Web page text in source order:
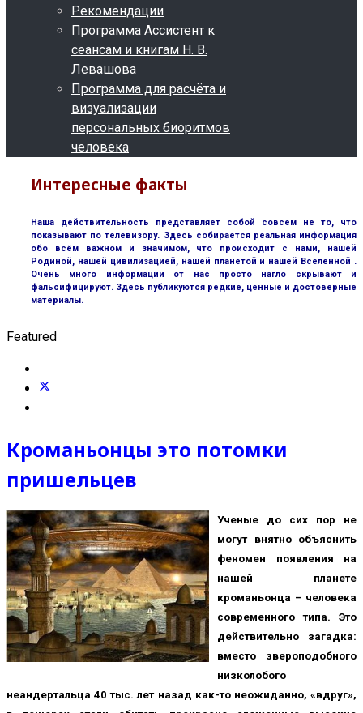
Рекомендации
Программа Ассистент к
сеансам и книгам Н. В.
Левашова
Программа для расчёта и
визуализации
персональных биоритмов
человека
Интересные факты
Наша действительность представляет собой совсем не то, что
показывают по телевизору. Здесь собирается реальная информация
обо всём важном и значимом, что происходит с нами, нашей
Родиной, нашей цивилизацией, нашей планетой и нашей Вселенной .
Очень много информации от нас просто нагло скрывают и
фальсифицируют. Здесь публикуются редкие, ценные и достоверные
материалы.
Featured
Кроманьонцы это потомки
пришельцев
Ученые до сих пор не
могут внятно объяснить
феномен появления на
нашей планете
кроманьонца – человека
современного типа. Это
действительно загадка:
вместо звероподобного
низколобого
неандертальца 40 тыс. лет назад как-то неожиданно, «вдруг»,